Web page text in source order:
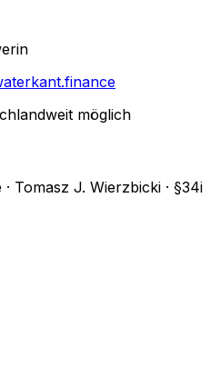
möglich
Tomasz J. Wierzbicki · §34i